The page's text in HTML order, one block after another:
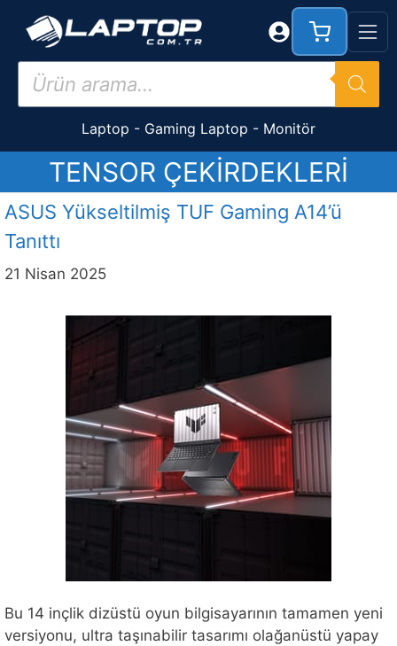
Products
search
Laptop - Gaming Laptop - Monitör
TENSOR ÇEKIRDEKLERI
ASUS Yükseltilmiş TUF Gaming A14’ü
Tanıttı
21 Nisan 2025
Bu 14 inçlik dizüstü oyun bilgisayarının tamamen yeni
versiyonu, ultra taşınabilir tasarımı olağanüstü yapay